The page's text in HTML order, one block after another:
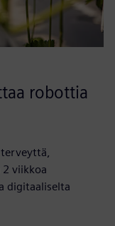
robottia
2 viikkoa
digitaaliselta